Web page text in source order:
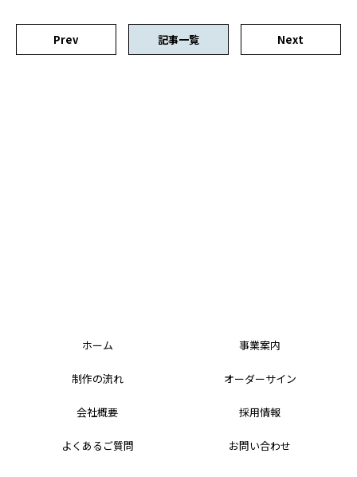
Prev 記事一覧 Next
ホーム 事業案内
制作の流れ オーダーサイン
会社概要 採用情報
よくあるご質問 お問い合わせ